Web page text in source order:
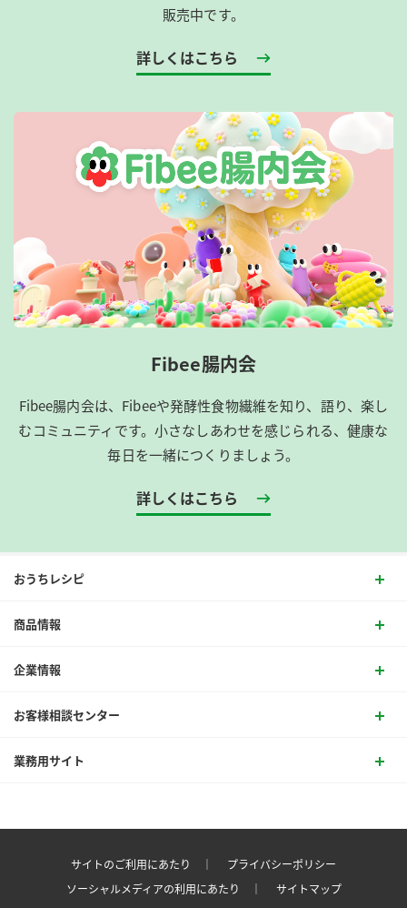
販売中です。
詳しくはこちら
Fibee腸内会
Fibee腸内会は、​Fibeeや発酵性食物繊維を知り、語り、楽し
むコミュニティです。​小さなしあわせを感じられる、健康な
毎日を一緒につくりましょう。
詳しくはこちら
おうちレシピ
商品情報
企業情報
お客様相談センター
業務用サイト
サイトのご利用にあたり ｜
プライバシーポリシー
ソーシャルメディアの利用にあたり ｜
サイトマップ